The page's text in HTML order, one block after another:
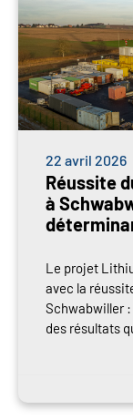
22 avril 2026
Réussite
à
Le projet
avec la
Schwabwiller :
des résultats